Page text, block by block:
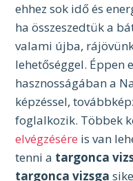
ehhez sok idő és
ha összeszedtük a
valami újba,
lehetőséggel. Éppen
hasznosságában a
képzéssel,
foglalkozik. Többek
elvégzésére is van
tenni a targonca
targonca vizsga